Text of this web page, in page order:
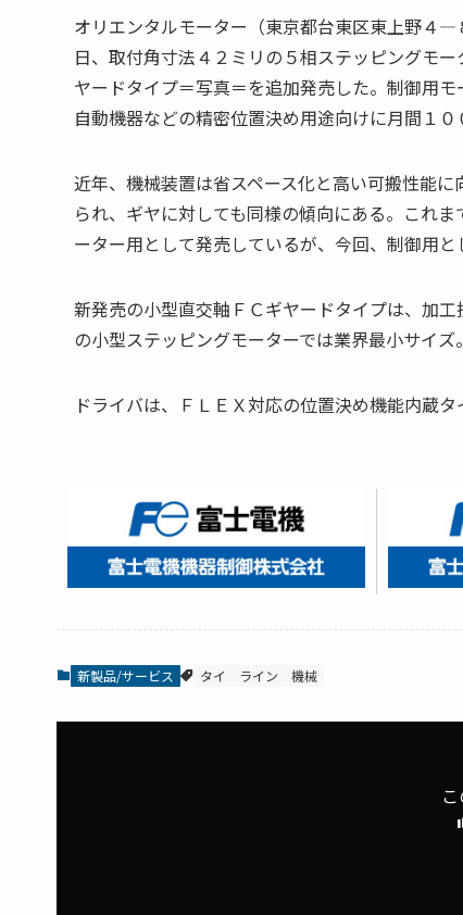
オリエンタルモーター（東京都台東区東上野
日、取付角寸法４２ミリの５相ステッピングモ
ヤードタイプ＝写真＝を追加発売した。制御用
自動機器などの精密位置決め用途向けに月間１０
近年、機械装置は省スペース化と高い可搬性能
られ、ギヤに対しても同様の傾向にある。これ
ーター用として発売しているが、今回、制御用と
新発売の小型直交軸ＦＣギヤードタイプは、加
の小型ステッピングモーターでは業界最小サイズ。
ドライバは、ＦＬＥＸ対応の位置決め機能内蔵
新製品/サービス タイ ライン 機械